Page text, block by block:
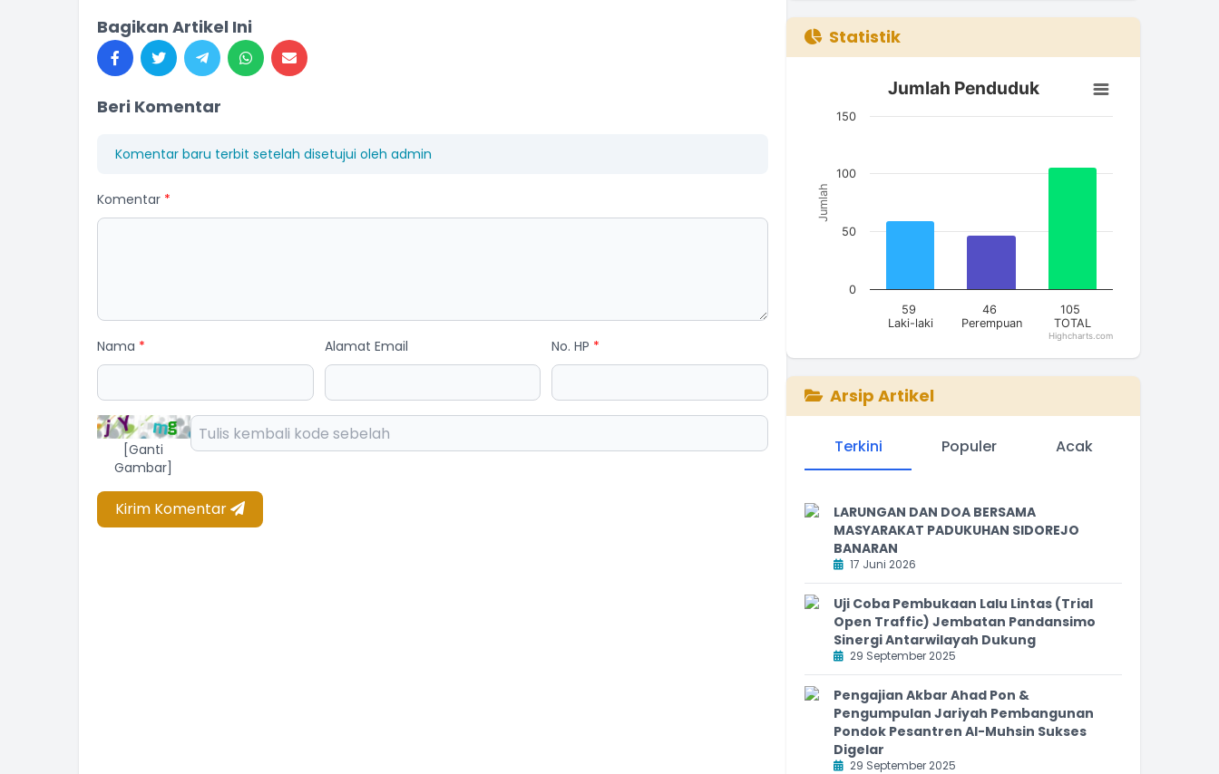
Bagikan Artikel Ini
Beri Komentar
Komentar baru terbit setelah disetujui oleh admin
Komentar *
Nama * Alamat Email No. HP *
[Ganti
Gambar]
Kirim Komentar
Statistik
Jumlah Penduduk
Bar chart with 3 bars.
The chart has 1 X axis displaying categories.
Jumlah
Jumlah Penduduk
59
Laki-laki
46
Perempuan
105
TOTAL
0
50
100
150
Highcharts.com
Arsip Artikel
Terkini Populer Acak
LARUNGAN DAN DOA BERSAMA
MASYARAKAT PADUKUHAN SIDOREJO
BANARAN
17 Juni 2026
Uji Coba Pembukaan Lalu Lintas (Trial
Open Traffic) Jembatan Pandansimo
Sinergi Antarwilayah Dukung
29 September 2025
Pengajian Akbar Ahad Pon &
Pengumpulan Jariyah Pembangunan
Pondok Pesantren Al-Muhsin Sukses
Digelar
29 September 2025